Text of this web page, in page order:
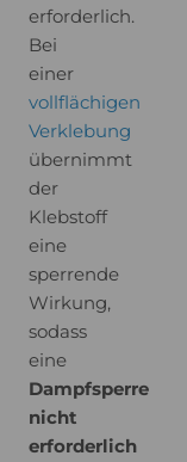
erforderlich.
Bei
einer
vollflächigen
Verklebung
übernimmt
der
Klebstoff
eine
sperrende
Wirkung,
sodass
eine
Dampfsperre
nicht
erforderlich